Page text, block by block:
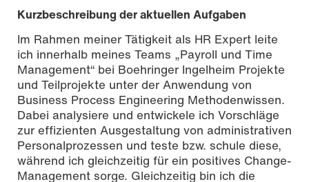
Kurzbeschreibung der aktuellen Aufgaben
Im Rahmen meiner Tätigkeit als HR Expert leite
ich innerhalb meines Teams „Payroll und Time
Management“ bei Boehringer Ingelheim Projekte
und Teilprojekte unter der Anwendung von
Business Process Engineering Methodenwissen.
Dabei analysiere und entwickele ich Vorschläge
zur effizienten Ausgestaltung von administrativen
Personalprozessen und teste bzw. schule diese,
während ich gleichzeitig für ein positives Change-
Management sorge. Gleichzeitig bin ich die